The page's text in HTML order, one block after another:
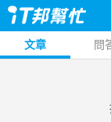
文章 問